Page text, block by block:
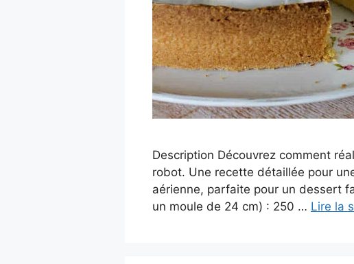
Description Découvrez comment
robot. Une recette détaillée pour
aérienne, parfaite pour un dessert
un moule de 24 cm) : 250 … Lire la